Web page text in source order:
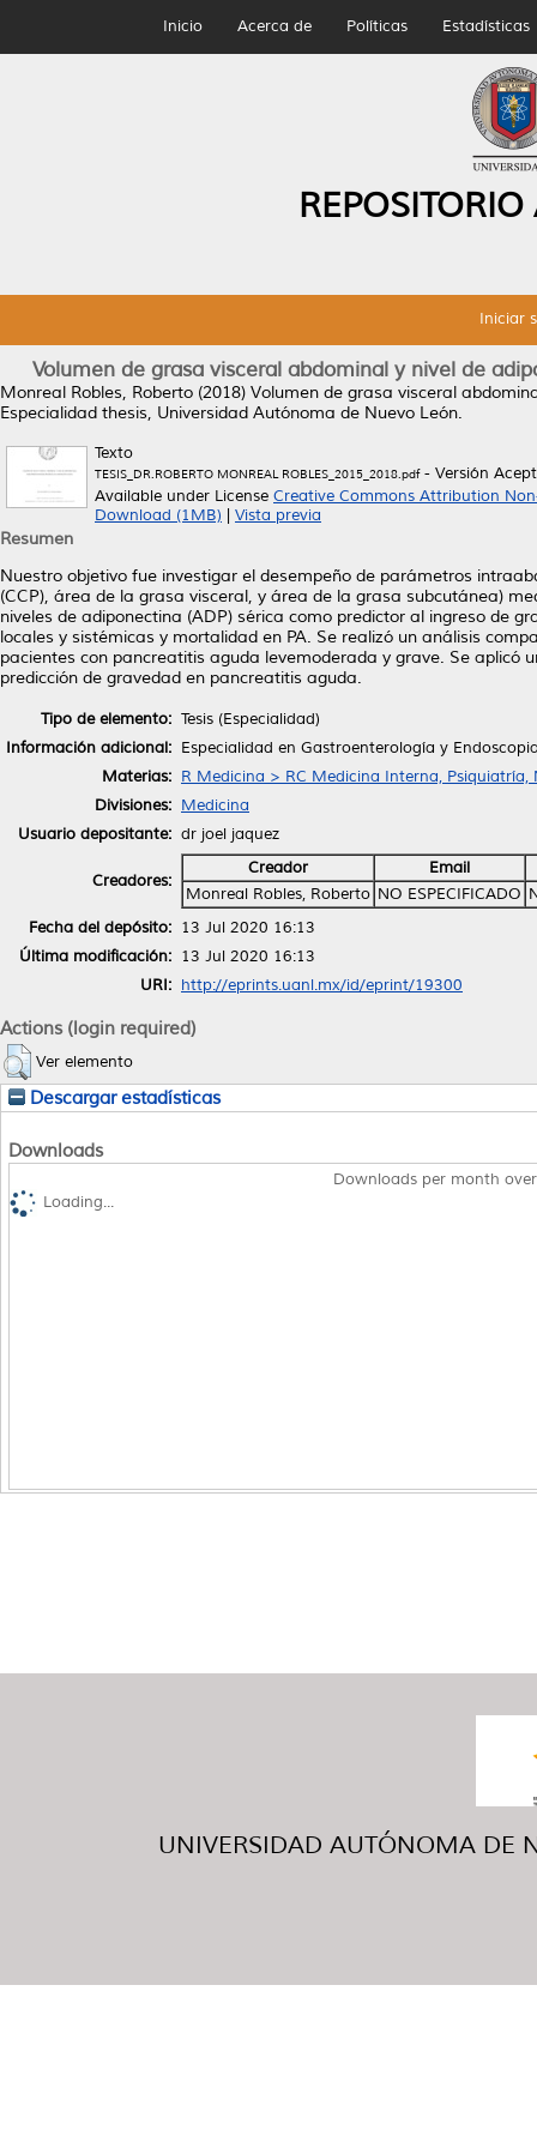
Inicio Acerca de Políticas Estadísticas
Iniciar
Volumen de grasa visceral abdominal y nivel de
Monreal Robles, Roberto (2018) Volumen de grasa visceral
Especialidad thesis, Universidad Autónoma de Nuevo León.
Texto
TESIS_DR.ROBERTO MONREAL ROBLES_2015_2018.pdf- Versión
Available under License Creative Commons Attribution
Download (1MB)
Vista previa
Resumen
Nuestro objetivo fue investigar el desempeño de parámetros
(CCP), área de la grasa visceral, y área de la grasa subcutánea)
niveles de adiponectina (ADP) sérica como predictor al ingreso de
locales y sistémicas y mortalidad en PA. Se realizó un análisis
pacientes con pancreatitis aguda levemoderada y grave. Se aplicó
predicción de gravedad en pancreatitis aguda.
Tipo de elemento: Tesis (Especialidad)
Información adicional: Especialidad en Gastroenterología y
Materias: R Medicina > RC Medicina Interna, Psiquiatría,
Divisiones: Medicina
Usuario depositante: dr joel jaquez
Creadores:
Creador
Email
Monreal Robles, Roberto NO ESPECIFICADO
Fecha del depósito: 13 Jul 2020 16:13
Última modificación: 13 Jul 2020 16:13
URI: http://eprints.uanl.mx/id/eprint/19300
Actions (login required)
Ver elemento
Descargar estadísticas
Downloads
Downloads per month
Loading...
UNIVERSIDAD AUTÓNOMA DE